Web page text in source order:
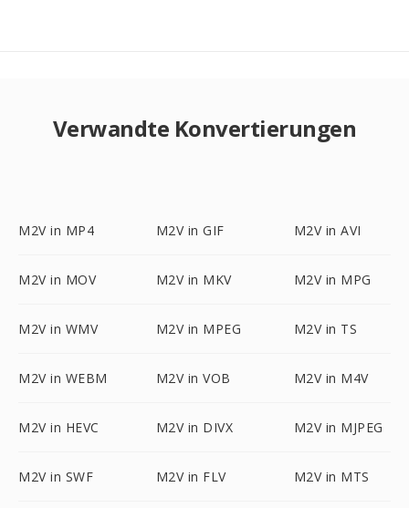
Verwandte Konvertierungen
M2V in MP4 M2V in GIF M2V in AVI
M2V in MOV M2V in MKV M2V in MPG
M2V in WMV M2V in MPEG M2V in TS
M2V in WEBM M2V in VOB M2V in M4V
M2V in HEVC M2V in DIVX M2V in MJPEG
M2V in SWF M2V in FLV M2V in MTS